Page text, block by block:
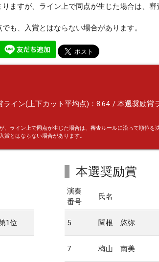
ますが、ライン上で同点が生じた場合は、審
も、入賞とはならない場合があります。
イン(上下カット平均点)：8.64 / 本選奨励賞
ライン上で同点が生じた場合は、審査ルールに沿って順位を決
賞とはならない場合があります。
1位
本選奨励賞
演奏
番号
氏名
5 関根 悠弥
7 梅山 南美